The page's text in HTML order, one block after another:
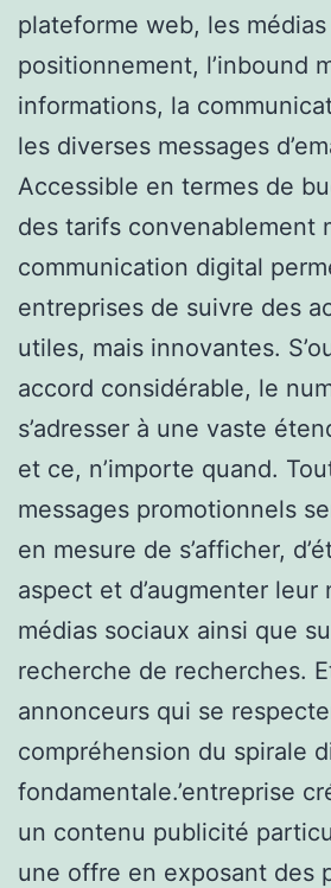
plateforme web, les
positionnement, l’inbound
informations, la
les diverses messages
Accessible en termes de
des tarifs convenablement
communication digital
entreprises de suivre des
utiles, mais innovantes.
accord considérable, le
s’adresser à une vaste
et ce, n’importe quand.
messages promotionnels
en mesure de s’afficher,
aspect et d’augmenter
médias sociaux ainsi que
recherche de recherches.
annonceurs qui se
compréhension du spirale
fondamentale.’entreprise
un contenu publicité
une offre en exposant des